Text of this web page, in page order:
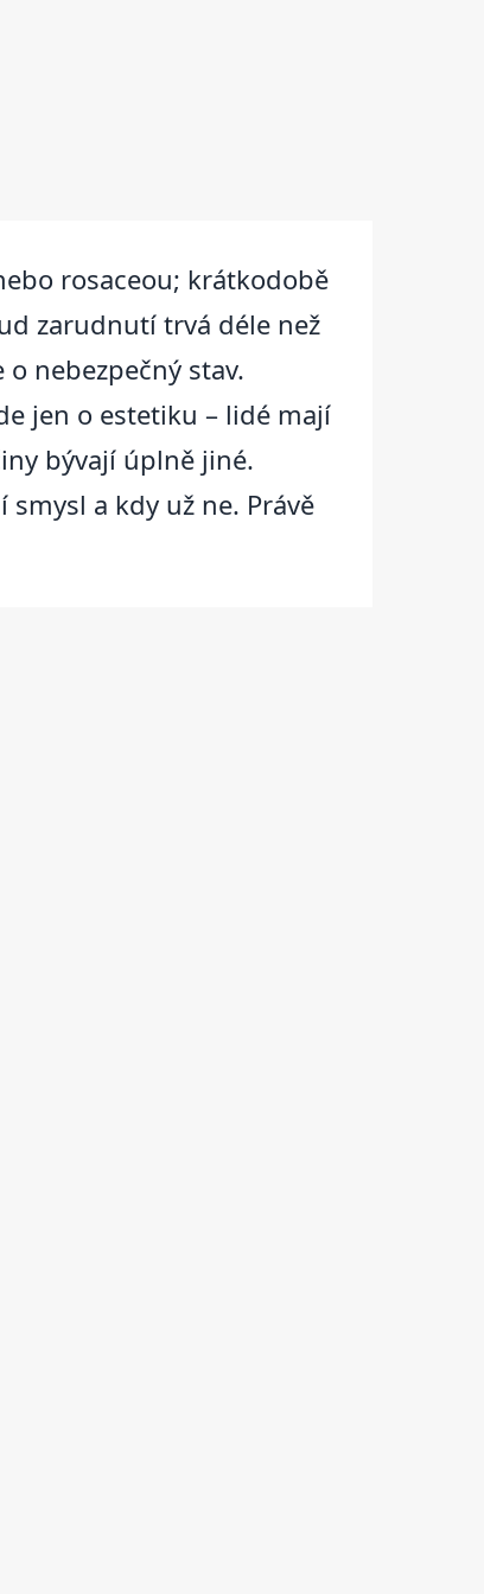
rosaceou; krátkodobě
zarudnutí trvá déle než
nebezpečný stav.
jen o estetiku – lidé mají
bývají úplně jiné.
a kdy už ne. Právě